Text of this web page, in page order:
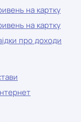
на картку
на картку
про доходи